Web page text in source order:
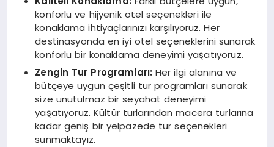
konforlu ve hijyenik otel seçenekleri ile
konaklama ihtiyaçlarınızı karşılıyoruz. Her
destinasyonda en iyi otel seçeneklerini sunarak
konforlu bir konaklama deneyimi yaşatıyoruz.
Zengin Tur Programları: Her ilgi alanına ve
bütçeye uygun çeşitli tur programları sunarak
size unutulmaz bir seyahat deneyimi
yaşatıyoruz. Kültür turlarından macera turlarına
kadar geniş bir yelpazede tur seçenekleri
sunmaktayız.